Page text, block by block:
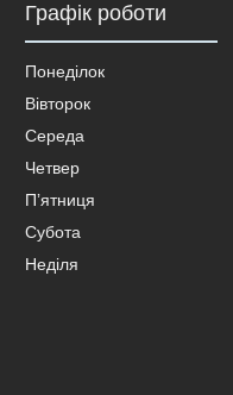
Графік роботи
Понеділок
Вівторок
Середа
Четвер
Пʼятниця
Субота
Неділя